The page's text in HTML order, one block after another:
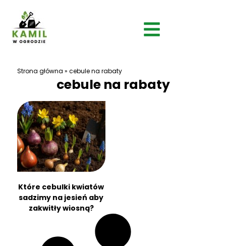
Strona główna » cebule na rabaty
cebule na rabaty
Które cebulki kwiatów
sadzimy na jesień aby
zakwitły wiosną?